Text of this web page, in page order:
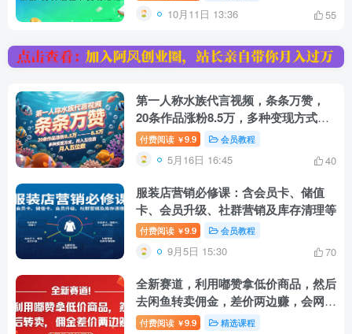
10月11日 13:36 55
第一人称水族代言视频，条条万赞，
20条作品涨粉8.5万，多种变现方式
月，入五位数
付费阅读 ￥9.9 会员教程
5月16日 16:45 40
服装店营销必修课：含会员卡、储值
卡、会员升级、社群营销及库存清理等
付费阅读 ￥9.9 会员教程
9月5日 15:30 70
全新赛道，利用嘟赞拿低价商品，然后
去闲鱼转卖佣金，差价两边赚，会网购
就能挣钱
付费阅读 ￥9.9 精选课程